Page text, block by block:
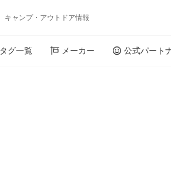
キャンプ・アウトドア情報
タグ一覧 メーカー 公式パート